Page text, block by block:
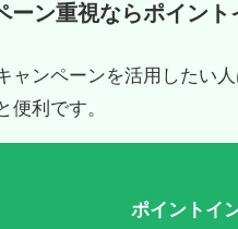
ーン重視ならポイント
ャンペーンを活用したい
便利です。
ポイントイ